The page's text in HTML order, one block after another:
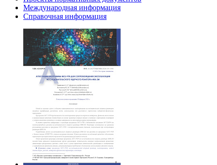
Международная информация
Справочная информация